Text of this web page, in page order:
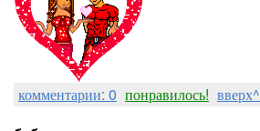
комментарии: 0 понравилось! вверх^